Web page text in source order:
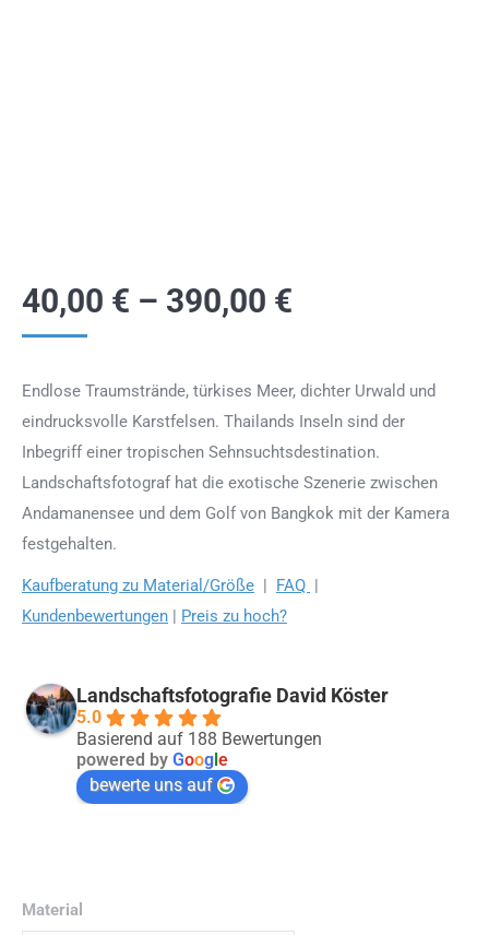
40,00 € – 390,00 €
Endlose Traumstrände, türkises Meer, dichter Urwald und
eindrucksvolle Karstfelsen. Thailands Inseln sind der
Inbegriff einer tropischen Sehnsuchtsdestination.
Landschaftsfotograf hat die exotische Szenerie zwischen
Andamanensee und dem Golf von Bangkok mit der Kamera
festgehalten.
Kaufberatung zu Material/Größe | FAQ |
Kundenbewertungen | Preis zu hoch?
Landschaftsfotografie David Köster
5.0
Basierend auf 188 Bewertungen
powered by Google
bewerte uns auf
Material